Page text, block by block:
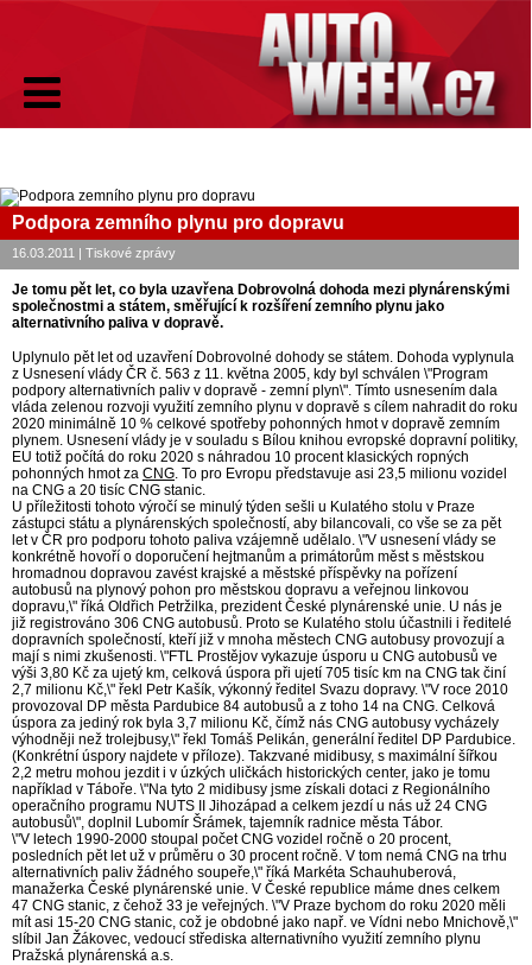
Podpora zemního plynu pro dopravu
16.03.2011 | Tiskové zprávy
Je tomu pět let, co byla uzavřena Dobrovolná dohoda mezi plynárenskými
společnostmi a státem, směřující k rozšíření zemního plynu jako
alternativního paliva v dopravě.
Uplynulo pět let od uzavření Dobrovolné dohody se státem. Dohoda vyplynula
z Usnesení vlády ČR č. 563 z 11. května 2005, kdy byl schválen \"Program
podpory alternativních paliv v dopravě - zemní plyn\". Tímto usnesením dala
vláda zelenou rozvoji využití zemního plynu v dopravě s cílem nahradit do roku
2020 minimálně 10 % celkové spotřeby pohonných hmot v dopravě zemním
plynem. Usnesení vlády je v souladu s Bílou knihou evropské dopravní politiky,
EU totiž počítá do roku 2020 s náhradou 10 procent klasických ropných
pohonných hmot za CNG. To pro Evropu představuje asi 23,5 milionu vozidel
na CNG a 20 tisíc CNG stanic.
U příležitosti tohoto výročí se minulý týden sešli u Kulatého stolu v Praze
zástupci státu a plynárenských společností, aby bilancovali, co vše se za pět
let v ČR pro podporu tohoto paliva vzájemně udělalo. \"V usnesení vlády se
konkrétně hovoří o doporučení hejtmanům a primátorům měst s městskou
hromadnou dopravou zavést krajské a městské příspěvky na pořízení
autobusů na plynový pohon pro městskou dopravu a veřejnou linkovou
dopravu,\" říká Oldřich Petržilka, prezident České plynárenské unie. U nás je
již registrováno 306 CNG autobusů. Proto se Kulatého stolu účastnili i ředitelé
dopravních společností, kteří již v mnoha městech CNG autobusy provozují a
mají s nimi zkušenosti. \"FTL Prostějov vykazuje úsporu u CNG autobusů ve
výši 3,80 Kč za ujetý km, celková úspora při ujetí 705 tisíc km na CNG tak činí
2,7 milionu Kč,\" řekl Petr Kašík, výkonný ředitel Svazu dopravy. \"V roce 2010
provozoval DP města Pardubice 84 autobusů a z toho 14 na CNG. Celková
úspora za jediný rok byla 3,7 milionu Kč, čímž nás CNG autobusy vycházely
výhodněji než trolejbusy,\" řekl Tomáš Pelikán, generální ředitel DP Pardubice.
(Konkrétní úspory najdete v příloze). Takzvané midibusy, s maximální šířkou
2,2 metru mohou jezdit i v úzkých uličkách historických center, jako je tomu
například v Táboře. \"Na tyto 2 midibusy jsme získali dotaci z Regionálního
operačního programu NUTS II Jihozápad a celkem jezdí u nás už 24 CNG
autobusů\", doplnil Lubomír Šrámek, tajemník radnice města Tábor.
\"V letech 1990-2000 stoupal počet CNG vozidel ročně o 20 procent,
posledních pět let už v průměru o 30 procent ročně. V tom nemá CNG na trhu
alternativních paliv žádného soupeře,\" říká Markéta Schauhuberová,
manažerka České plynárenské unie. V České republice máme dnes celkem
47 CNG stanic, z čehož 33 je veřejných. \"V Praze bychom do roku 2020 měli
mít asi 15-20 CNG stanic, což je obdobné jako např. ve Vídni nebo Mnichově,\"
slíbil Jan Žákovec, vedoucí střediska alternativního využití zemního plynu
Pražská plynárenská a.s.